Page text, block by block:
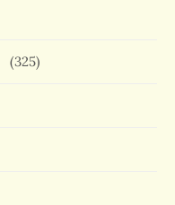
(325)